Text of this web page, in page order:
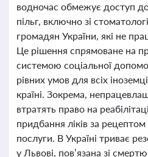
водночас обмежує доступ
пільг, включно зі
громадян України, які не
Це рішення спрямоване на
системою соціальної
рівних умов для всіх
країні. Зокрема,
втратять право на
придбання ліків за рецептом
послуги. В Україні триває
у Львові, пов’язана зі